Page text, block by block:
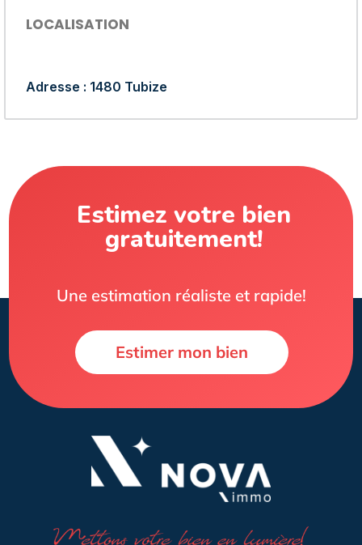
LOCALISATION
Adresse : 1480 Tubize
Estimez votre bien
gratuitement!
Une estimation réaliste et rapide!
Estimer mon bien